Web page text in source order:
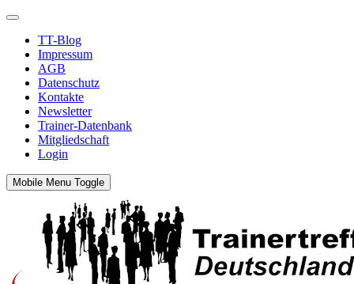
TT-Blog
Impressum
AGB
Datenschutz
Kontakte
Newsletter
Trainer-Datenbank
Mitgliedschaft
Login
Mobile Menu Toggle